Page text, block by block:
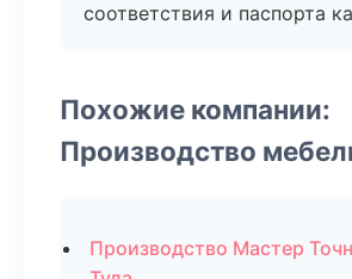
соответствия и паспорта
Похожие компании:
Производство
Производство Мастер